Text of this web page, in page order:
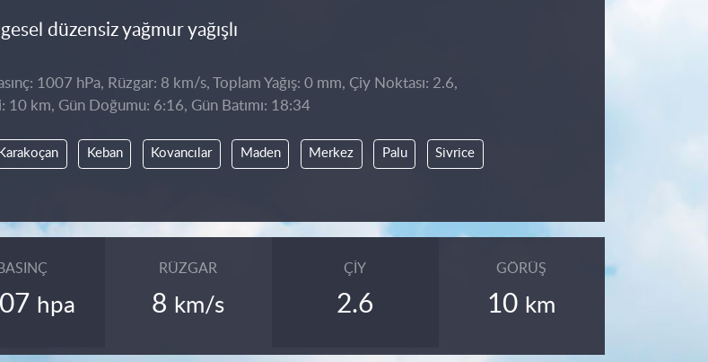
düzensiz yağmur yağışlı
1007 hPa, Rüzgar: 8 km/s, Toplam Yağış: 0 mm, Çiy Noktası: 2.6,
10 km, Gün Doğumu: 6:16, Gün Batımı: 18:34
Karakoçan Keban Kovancılar Maden Merkez Palu Sivrice
BASINÇ
hpa
RÜZGAR
8 km/s
ÇIY
2.6
GÖRÜŞ
10 km